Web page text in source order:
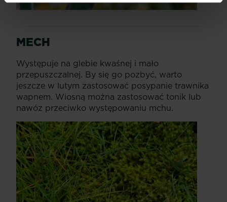
MECH
Występuje na glebie kwaśnej i mało
przepuszczalnej. By się go pozbyć, warto
jeszcze w lutym zastosować posypanie trawnika
wapnem. Wiosną można zastosować tonik lub
nawóz przeciwko występowaniu mchu.